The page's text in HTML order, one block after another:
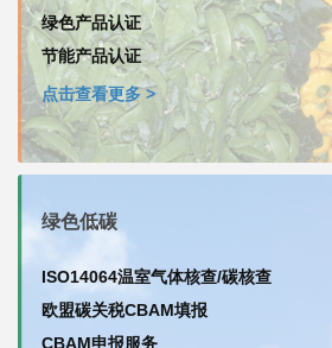
绿色产品认证
节能产品认证
点击查看更多 >
绿色低碳
ISO14064温室气体核查/碳核查
欧盟碳关税CBAM填报
CBAM申报服务